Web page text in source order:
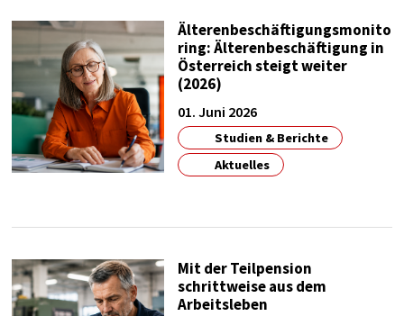
Älterenbeschäftigungsmonito
ring: Älterenbeschäftigung in
Österreich steigt weiter
(2026)
01. Juni 2026
Studien & Berichte
Aktuelles
Mit der Teilpension
schrittweise aus dem
Arbeitsleben